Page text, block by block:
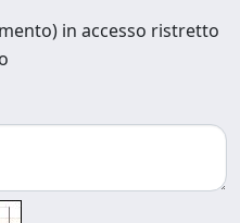
in accesso ristretto